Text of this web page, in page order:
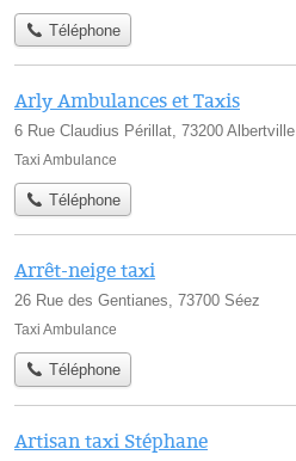
Téléphone
Arly Ambulances et Taxis
6 Rue Claudius Périllat, 73200 Albertville
Taxi Ambulance
Téléphone
Arrêt-neige taxi
26 Rue des Gentianes, 73700 Séez
Taxi Ambulance
Téléphone
Artisan taxi Stéphane